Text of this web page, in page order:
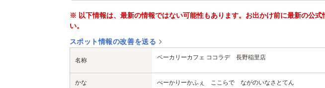
※ 以下情報は、最新の情報ではない可能性もあります。お出かけ前に最新の公式
い。
スポット情報の改善を送る
名称 ベーカリーカフェ ココラデ 長野稲里店
かな べーかりーかふぇ ここらで ながのいなさとてん